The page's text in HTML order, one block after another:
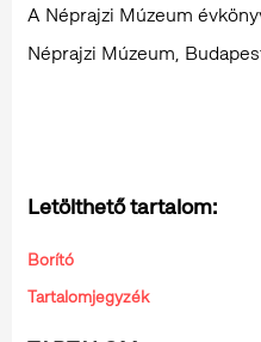
A Néprajzi Múzeum
Néprajzi Múzeum,
Letölthető tartalom:
Borító
Tartalomjegyzék